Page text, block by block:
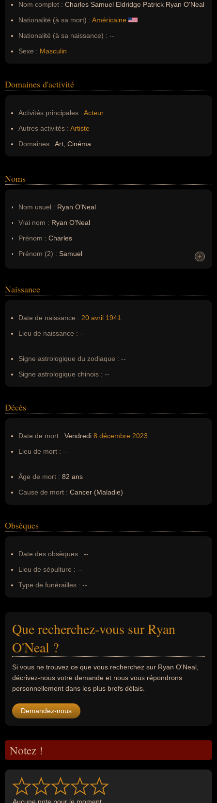
Nom complet : Charles Samuel Eldridge Patrick Ryan O'Neal
Nationalité (à sa mort) : Américaine
Nationalité (à sa naissance) : --
Sexe : Masculin
Domaines d'activité
Activités principales : Acteur
Autres activités : Artiste
Domaines : Art, Cinéma
Noms
Nom usuel : Ryan O'Neal
Vrai nom : Ryan O'Neal
Prénom : Charles
Prénom (2) : Samuel
Noms dans d'autres langues :--
Homonymes : 0 (aucun)
Nom de famille :O'Neal
Pseudonyme : --
Erreurs d'écriture :
+
+
Naissance
Date de naissance : 20 avril 1941
Lieu de naissance : --
Signe astrologique du zodiaque : --
Signe astrologique chinois : --
Décès
Date de mort : Vendredi 8 décembre 2023
Lieu de mort : --
Âge de mort : 82 ans
Cause de mort : Cancer (Maladie)
Obsèques
Date des obsèques : --
Lieu de sépulture : --
Type de funérailles : --
Que recherchez-vous sur Ryan
O'Neal ?
Si vous ne trouvez ce que vous recherchez sur Ryan O'Neal,
décrivez-nous votre demande et nous vous répondrons
personnellement dans les plus brefs délais.
Demandez-nous
Notez !